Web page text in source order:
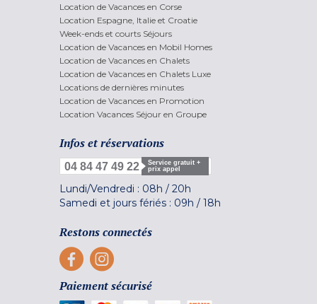
Location de Vacances en Corse
Location Espagne, Italie et Croatie
Week-ends et courts Séjours
Location de Vacances en Mobil Homes
Location de Vacances en Chalets
Location de Vacances en Chalets Luxe
Locations de dernières minutes
Location de Vacances en Promotion
Location Vacances Séjour en Groupe
Infos et réservations
04 84 47 49 22
Service gratuit +
prix appel
Lundi/Vendredi : 08h / 20h
Samedi et jours fériés : 09h / 18h
Restons connectés
Paiement sécurisé